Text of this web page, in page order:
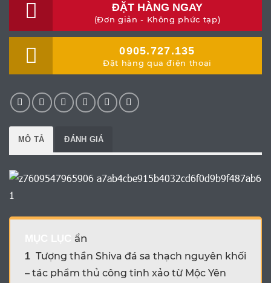
ĐẶT HÀNG NGAY
(Đơn giản - Không phức tạp)
0905.727.135
Đặt hàng qua điện thoại
MÔ TẢ ĐÁNH GIÁ
ẩn
1 Tượng thần Shiva đá sa thạch nguyên khối
– tác phẩm thủ công tinh xảo từ Mộc Yên